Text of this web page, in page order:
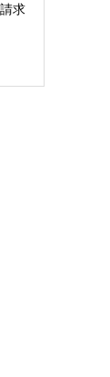
求